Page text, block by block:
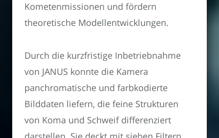
Kometenmissionen und fördern
theoretische Modellentwicklungen.
Durch die kurzfristige Inbetriebnahme
von JANUS konnte die Kamera
panchromatische und farbkodierte
Bilddaten liefern, die feine Strukturen
von Koma und Schweif differenziert